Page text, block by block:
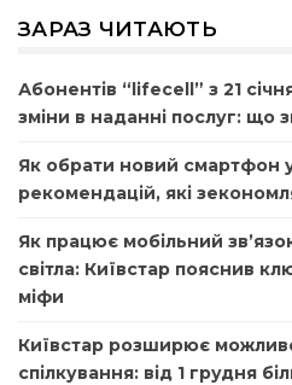
ЗАРАЗ ЧИТАЮТЬ
Абонентів “lifecell” з 21
зміни в наданні послуг: що
Як обрати новий смартфон
рекомендацій, які
Як працює мобільний
світла: Київстар пояснив
міфи
Київстар розширює
спілкування: від 1 грудня